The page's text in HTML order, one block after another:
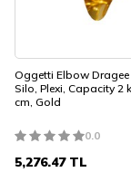
Oggetti Elbow Dragee
Silo, Plexi, Capacity 2
cm, Gold
0.0
5,276.47TL